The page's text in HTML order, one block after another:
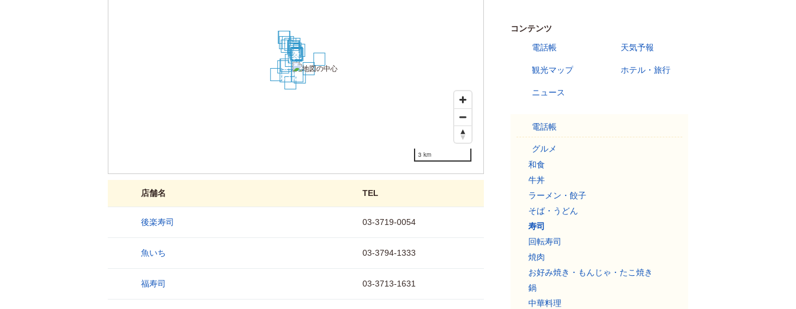
123
4
5
6
7
89
10
11
12
13
14
15
16
17
18
19
20
21
22
2324
25
26
27
28
29
30
3 km
店舗名 TEL
後楽寿司 03-3719-0054
魚いち 03-3794-1333
福寿司 03-3713-1631
コンテンツ
電話帳
天気予報
観光マップ ホテル・旅行
ニュース
電話帳
グルメ
和食
牛丼
ラーメン・餃子
そば・うどん
寿司
回転寿司
焼肉
お好み焼き・もんじゃ・たこ焼き
鍋
中華料理